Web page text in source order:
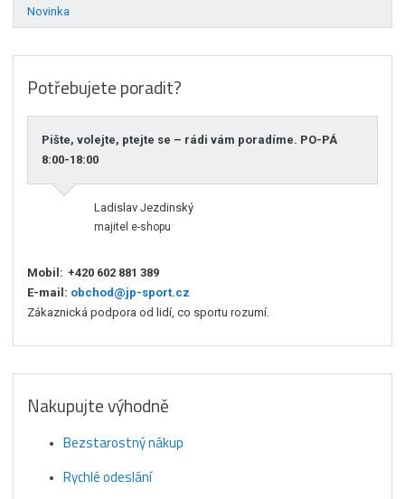
Novinka
Potřebujete poradit?
Pište, volejte, ptejte se – rádi vám poradíme. PO-PÁ
8:00-18:00
Ladislav Jezdinský
majitel e-shopu
Mobil: +420 602 881 389
E-mail: obchod@jp-sport.cz
Zákaznická podpora od lidí, co sportu rozumí.
Nakupujte výhodně
Bezstarostný nákup
Rychlé odeslání